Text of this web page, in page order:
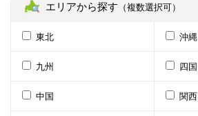
エリアから探す （複数選択可）
東北 沖縄
九州 四国
中国 関西